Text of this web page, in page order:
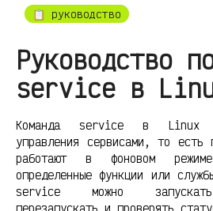
📋 руководство
Руководство
service в
Команда service в Linux
управления сервисами, то есть
работают в фоновом
определенные функции или
service можно